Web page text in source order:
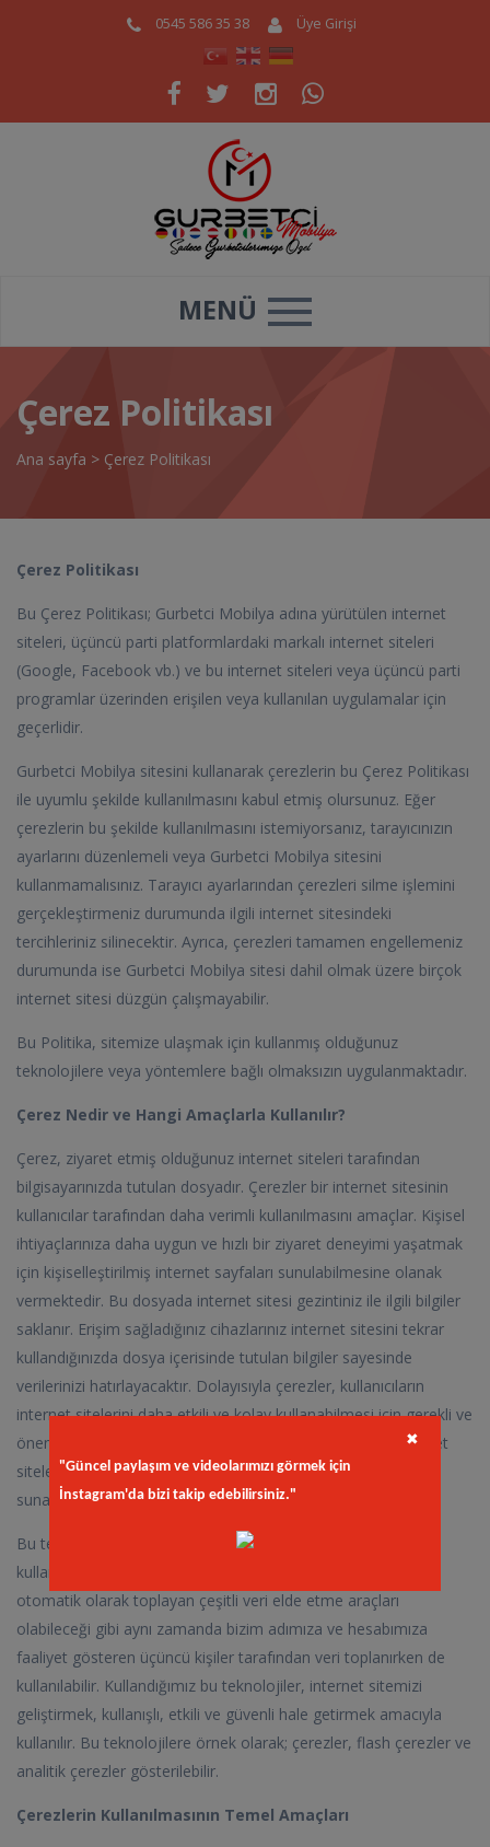
0545 586 35 38 Üye Girişi
MENÜ
Çerez Politikası
Ana sayfa > Çerez Politikası
Çerez Politikası
Bu Çerez Politikası; Gurbetci Mobilya adına yürütülen internet
siteleri, üçüncü parti platformlardaki markalı internet siteleri
(Google, Facebook vb.) ve bu internet siteleri veya üçüncü parti
programlar üzerinden erişilen veya kullanılan uygulamalar için
geçerlidir.
Gurbetci Mobilya sitesini kullanarak çerezlerin bu Çerez Politikası
ile uyumlu şekilde kullanılmasını kabul etmiş olursunuz. Eğer
çerezlerin bu şekilde kullanılmasını istemiyorsanız, tarayıcınızın
ayarlarını düzenlemeli veya Gurbetci Mobilya sitesini
kullanmamalısınız. Tarayıcı ayarlarından çerezleri silme işlemini
gerçekleştirmeniz durumunda ilgili internet sitesindeki
tercihleriniz silinecektir. Ayrıca, çerezleri tamamen engellemeniz
durumunda ise Gurbetci Mobilya sitesi dahil olmak üzere birçok
internet sitesi düzgün çalışmayabilir.
Bu Politika, sitemize ulaşmak için kullanmış olduğunuz
teknolojilere veya yöntemlere bağlı olmaksızın uygulanmaktadır.
Çerez Nedir ve Hangi Amaçlarla Kullanılır?
Çerez, ziyaret etmiş olduğunuz internet siteleri tarafından
bilgisayarınızda tutulan dosyadır. Çerezler bir internet sitesinin
kullanıcılar tarafından daha verimli kullanılmasını amaçlar. Kişisel
ihtiyaçlarınıza daha uygun ve hızlı bir ziyaret deneyimi yaşatmak
için kişiselleştirilmiş internet sayfaları sunulabilmesine olanak
vermektedir. Bu dosyada internet sitesi gezintiniz ile ilgili bilgiler
saklanır. Erişim sağladığınız cihazlarınız internet sitesini tekrar
kullandığınızda dosya içerisinde tutulan bilgiler sayesinde
verilerinizi hatırlayacaktır. Dolayısıyla çerezler, kullanıcıların
internet sitelerini daha etkili ve kolay kullanabilmesi için gerekli ve
önemlidir. Ayrıca internet sitesinde ve üçüncü kişilerin internet
sitelerinde size daha uygun hizmet, ürün veya teklifler
sunabilmemiz için çerezler kullanılmaktadır.
Bu teknolojiler, internet sitemizi her ziyaretinizde erişim ve
kullanımınızı gösteren bilgileri internet sitemiz tarafından
otomatik olarak toplayan çeşitli veri elde etme araçları
olabileceği gibi aynı zamanda bizim adımıza ve hesabımıza
faaliyet gösteren üçüncü kişiler tarafından veri toplanırken de
kullanılabilir. Kullandığımız bu teknolojiler, internet sitemizi
geliştirmek, kullanışlı, etkili ve güvenli hale getirmek amacıyla
kullanılır. Bu teknolojilere örnek olarak; çerezler, flash çerezler ve
analitik çerezler gösterilebilir.
Çerezlerin Kullanılmasının Temel Amaçları
"Güncel paylaşım ve videolarımızı görmek için
İnstagram'da bizi takip edebilirsiniz."
✖